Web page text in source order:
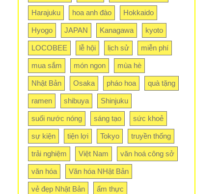
Harajuku hoa anh đào Hokkaido
Hyogo JAPAN Kanagawa kyoto
LOCOBEE lễ hội lịch sử miễn phí
mua sắm món ngon mùa hè
Nhật Bản Osaka pháo hoa quà tặng
ramen shibuya Shinjuku
suối nước nóng sáng tạo sức khoẻ
sự kiện tiện lợi Tokyo truyền thống
trải nghiệm Việt Nam văn hoá công sở
văn hóa Văn hóa NHật Bản
vẻ đẹp Nhật Bản ẩm thực